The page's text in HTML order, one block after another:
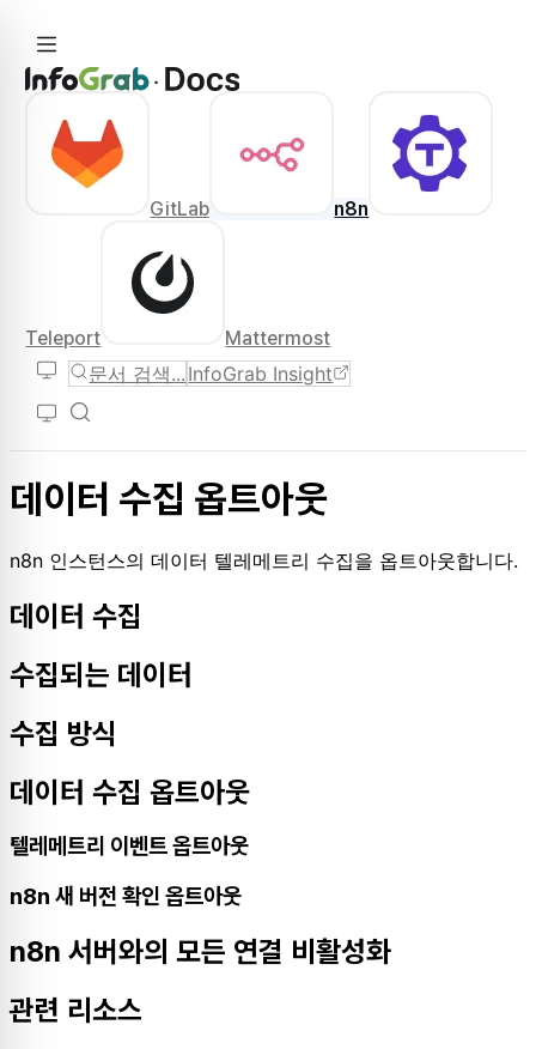
GitLab n8n
Teleport Mattermost
문서 검색... InfoGrab Insight
데이터 수집 옵트아웃
n8n 인스턴스의 데이터 텔레메트리 수집을 옵트아웃합니다.
데이터 수집
수집되는 데이터
수집 방식
데이터 수집 옵트아웃
텔레메트리 이벤트 옵트아웃
n8n 새 버전 확인 옵트아웃
n8n 서버와의 모든 연결 비활성화
관련 리소스